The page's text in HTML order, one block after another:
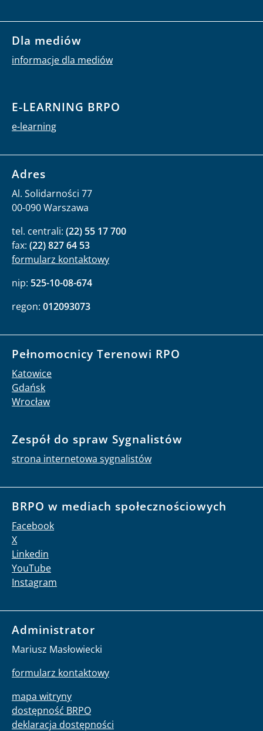
Dla mediów
informacje dla mediów
E-LEARNING BRPO
e-learning
Adres
Al. Solidarności 77
00-090 Warszawa
tel. centrali: (22) 55 17 700
fax: (22) 827 64 53
formularz kontaktowy
nip: 525-10-08-674
regon: 012093073
Pełnomocnicy Terenowi RPO
Katowice
Gdańsk
Wrocław
Zespół do spraw Sygnalistów
strona internetowa sygnalistów
BRPO w mediach społecznościowych
Facebook
X
Linkedin
YouTube
Instagram
Administrator
Mariusz Masłowiecki
formularz kontaktowy
mapa witryny
dostępność BRPO
deklaracja dostępności